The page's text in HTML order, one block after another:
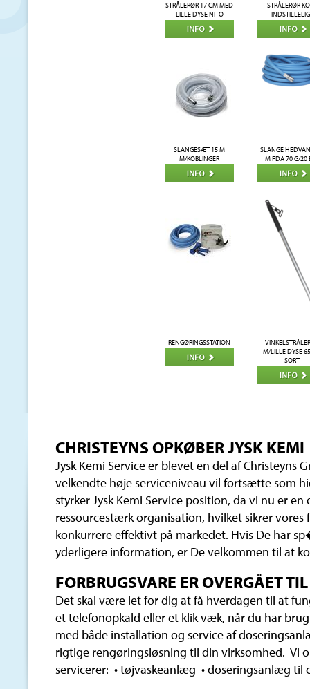
STRÅLERØR 17 CM MED
LILLE DYSE NITO
STRÅLERØR
SLANGESÆT 15 M
M/KOBLINGER
SLANGE
M FDA 70 G/20
RENGØRINGSSTATION
M/LILLE DYSE
SORT
CHRISTEYNS OPKØBER JYSK KEMI
Jysk Kemi Service er blevet en del af Christeyns
velkendte høje serviceniveau vil fortsætte som
styrker Jysk Kemi Service position, da vi nu er
ressourcestærk organisation, hvilket sikrer
konkurrere effektivt på markedet. Hvis De har
yderligere information, er De velkommen til at
FORBRUGSVARE ER OVERGÅET
Det skal være let for dig at få hverdagen til at
et telefonopkald eller et klik væk, når du har
med både installation og service af
rigtige rengøringsløsning til din virksomhed. Vi
servicerer: • tøjvaskeanlæg • doseringsanlæg til